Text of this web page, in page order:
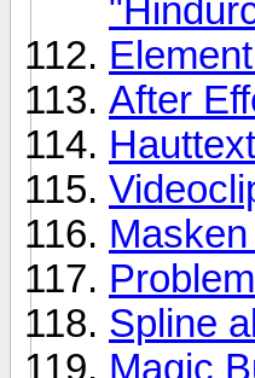
After
Spline
Magic